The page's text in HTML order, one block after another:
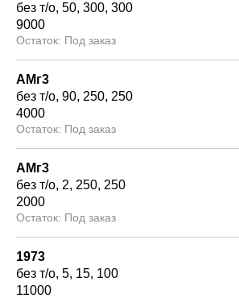
без т/о 50 300 300
9000
Под заказ
АМг3
без т/о 90 250 250
4000
Под заказ
АМг3
без т/о 2 250 250
2000
Под заказ
1973
без т/о 5 15 100
11000